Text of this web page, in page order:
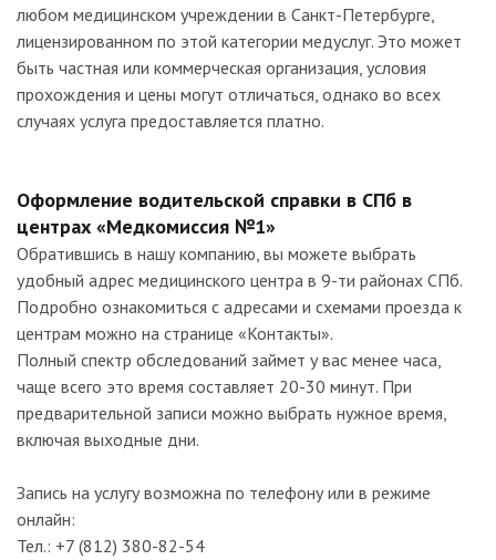
любом медицинском учреждении в Санкт-Петербурге,
лицензированном по этой категории медуслуг. Это может
быть частная или коммерческая организация, условия
прохождения и цены могут отличаться, однако во всех
случаях услуга предоставляется платно.
Оформление водительской справки в СПб в
центрах «Медкомиссия №1»
Обратившись в нашу компанию, вы можете выбрать
удобный адрес медицинского центра в 9-ти районах СПб.
Подробно ознакомиться с адресами и схемами проезда к
центрам можно на странице «Контакты».
Полный спектр обследований займет у вас менее часа,
чаще всего это время составляет 20-30 минут. При
предварительной записи можно выбрать нужное время,
включая выходные дни.
Запись на услугу возможна по телефону или в режиме
онлайн:
Тел.: +7 (812) 380-82-54